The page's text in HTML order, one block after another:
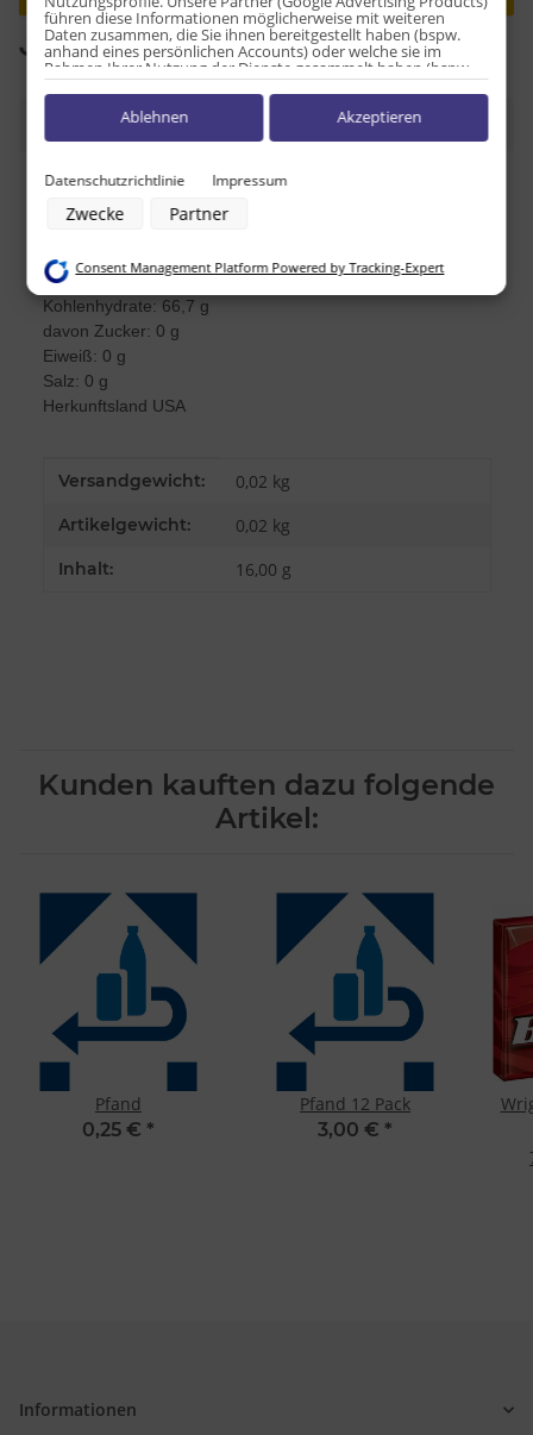
Loading... Komponenten werden geladen ...
Beschreibung
Nährwerttabelle pro 100g:
Fett: 0 g
davon ges. Fettsäuren: 0 g
Kohlenhydrate: 66,7 g
davon Zucker: 0 g
Eiweiß: 0 g
Salz: 0 g
Herkunftsland USA
Produkteigenschaft
Wert
Versandgewicht: 0,02 kg
Artikelgewicht: 0,02 kg
Inhalt: 16,00 g
Kunden kauften dazu folgende
Artikel:
Pfand
0,25 € *
Pfand 12 Pack
3,00 € *
Informationen
führen diese Informationen möglicherweise mit weiteren
Daten zusammen, die Sie ihnen bereitgestellt haben (bspw.
anhand eines persönlichen Accounts) oder welche sie im
Rahmen Ihrer Nutzung der Dienste gesammelt haben (bspw.
Nutzungsdaten anderer Geräte). Ihre Einwilligung zur Nutzung
von Cookies und Pixeln können Sie jederzeit widerrufen,
indem Sie auf den Datenschutz-Button links unten klicken und
dort die entsprechenden Anpassungen vornehmen.
Zwecke der Datenverarbeitung durch unsere Partner:
Verwendung reduzierter Daten zur Auswahl von Werbeanzeigen
Erstellung von Profilen zur Personalisierung von Inhalten
Verwendung von Profilen zur Auswahl personalisierter Inhalte
Messung der Werbeleistung
Messung der Performance von Inhalten
Analyse von Zielgruppen durch Statistiken oder Kombinationen von
Daten aus verschiedenen Quellen
Entwicklung und Verbesserung der Angebote
Verwendung reduzierter Daten zur Auswahl von Inhalten
Endgeräteeigenschaften zur Identifikation aktiv abfragen
Datenschutzrichtlinie Impressum
Zwecke Partner
Ablehnen Akzeptieren
Consent Management Platform Powered by Tracking-Expert